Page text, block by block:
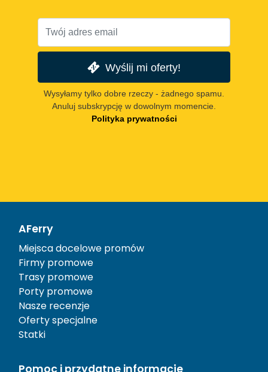
Wyślij mi oferty!
Wysyłamy tylko dobre rzeczy - żadnego spamu.
Anuluj subskrypcję w dowolnym momencie.
Polityka prywatności
AFerry
Miejsca docelowe promów
Firmy promowe
Trasy promowe
Porty promowe
Nasze recenzje
Oferty specjalne
Statki
Pomoc i przydatne informacje